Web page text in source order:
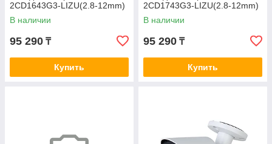
2CD1643G3-LIZU(2.8-12mm)
В наличии
95 290 ₸
Купить
2CD1743G3-LIZU(2.8-12mm)
В наличии
95 290 ₸
Купить